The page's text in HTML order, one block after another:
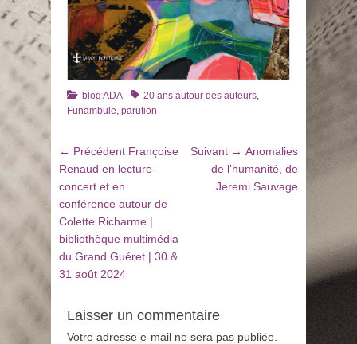
Catégories
blog ADA Tags20 ans autour des auteurs,
Funambule, parution
Navigation
de
l’article
← Précédent Article
précédent
Françoise
Renaud en lecture-
concert et en
conférence autour de
Colette Richarme |
bibliothèque multimédia
du Grand Guéret | 30 &
31 août 2024
Suivant → Article
suivant
:
Anomalies
de l’humanité, de
Jeremi Sauvage
Laisser un commentaire
Votre adresse e-mail ne sera pas publiée.